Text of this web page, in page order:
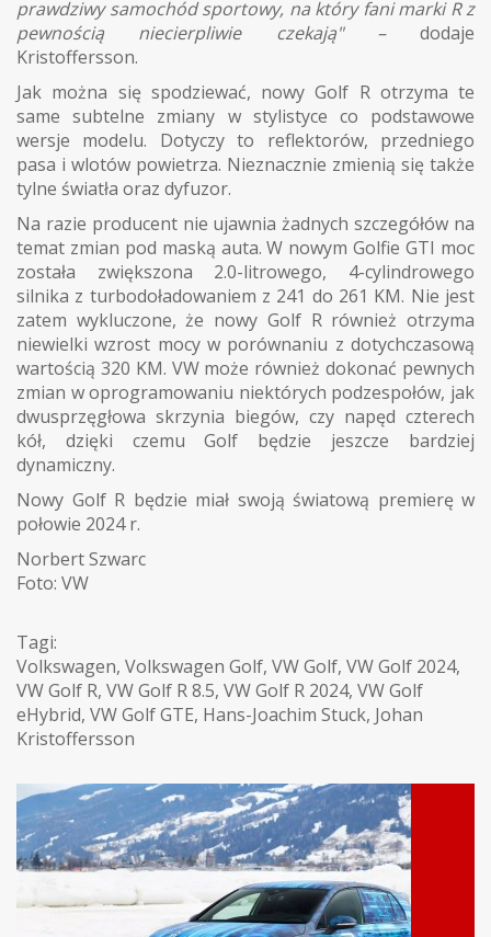
prawdziwy samochód sportowy, na który fani marki R z
pewnością niecierpliwie czekają" – dodaje
Kristoffersson.
Jak można się spodziewać, nowy Golf R otrzyma te
same subtelne zmiany w stylistyce co podstawowe
wersje modelu. Dotyczy to reflektorów, przedniego
pasa i wlotów powietrza. Nieznacznie zmienią się także
tylne światła oraz dyfuzor.
Na razie producent nie ujawnia żadnych szczegółów na
temat zmian pod maską auta. W nowym Golfie GTI moc
została zwiększona 2.0-litrowego, 4-cylindrowego
silnika z turbodoładowaniem z 241 do 261 KM. Nie jest
zatem wykluczone, że nowy Golf R również otrzyma
niewielki wzrost mocy w porównaniu z dotychczasową
wartością 320 KM. VW może również dokonać pewnych
zmian w oprogramowaniu niektórych podzespołów, jak
dwusprzęgłowa skrzynia biegów, czy napęd czterech
kół, dzięki czemu Golf będzie jeszcze bardziej
dynamiczny.
Nowy Golf R będzie miał swoją światową premierę w
połowie 2024 r.
Norbert Szwarc
Foto: VW
Tagi:
Volkswagen, Volkswagen Golf, VW Golf, VW Golf 2024,
VW Golf R, VW Golf R 8.5, VW Golf R 2024, VW Golf
eHybrid, VW Golf GTE, Hans-Joachim Stuck, Johan
Kristoffersson